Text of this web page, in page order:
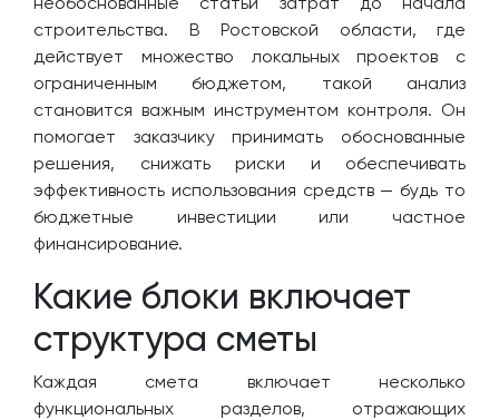
строительства. В Ростовской области, где
действует множество локальных проектов с
ограниченным бюджетом, такой анализ
становится важным инструментом контроля. Он
помогает заказчику принимать обоснованные
решения, снижать риски и обеспечивать
эффективность использования средств — будь то
бюджетные инвестиции или частное
финансирование.
Какие блоки включает
структура сметы
Каждая смета включает несколько
функциональных разделов, отражающих